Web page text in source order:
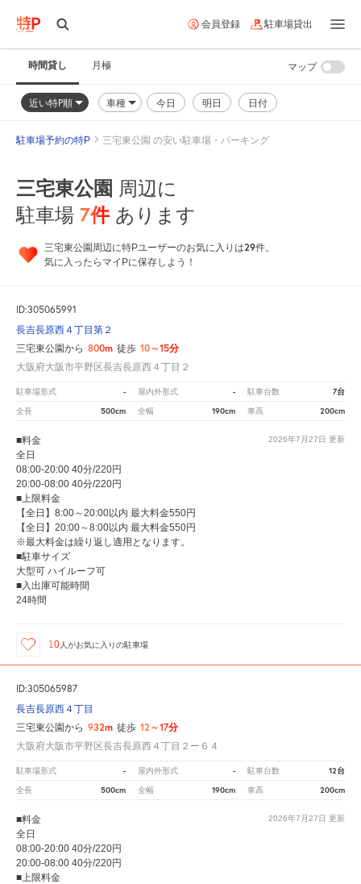
会員登録 駐車場貸出
時間貸し 月極
近い特P順 車種 今日 明日 日付
マップ
駐車場予約の特P 三宅東公園 の安い駐車場・パーキング
三宅東公園 周辺に
駐車場 7件 あります
三宅東公園周辺に特Pユーザーのお気に入りは29件。
気に入ったらマイPに保存しよう！
ID:305065991
長吉長原西４丁目第２
三宅東公園から 800m 徒歩 10～15分
大阪府大阪市平野区長吉長原西４丁目２
駐車場形式 - 屋内外形式 - 駐車台数 7台
全長 500cm 全幅 190cm 車高 200cm
2026年7月27日 更新
■料金
全日
08:00-20:00 40分/220円
20:00-08:00 40分/220円
■上限料金
【全日】8:00～20:00以内 最大料金550円
【全日】20:00～8:00以内 最大料金550円
※最大料金は繰り返し適用となります。
■駐車サイズ
大型可 ハイルーフ可
■入出庫可能時間
24時間
10 人がお気に入りの駐車場
ID:305065987
長吉長原西４丁目
三宅東公園から 932m 徒歩 12～17分
大阪府大阪市平野区長吉長原西４丁目２ー６４
駐車場形式 - 屋内外形式 - 駐車台数 12台
全長 500cm 全幅 190cm 車高 200cm
2026年7月27日 更新
■料金
全日
08:00-20:00 40分/220円
20:00-08:00 40分/220円
■上限料金